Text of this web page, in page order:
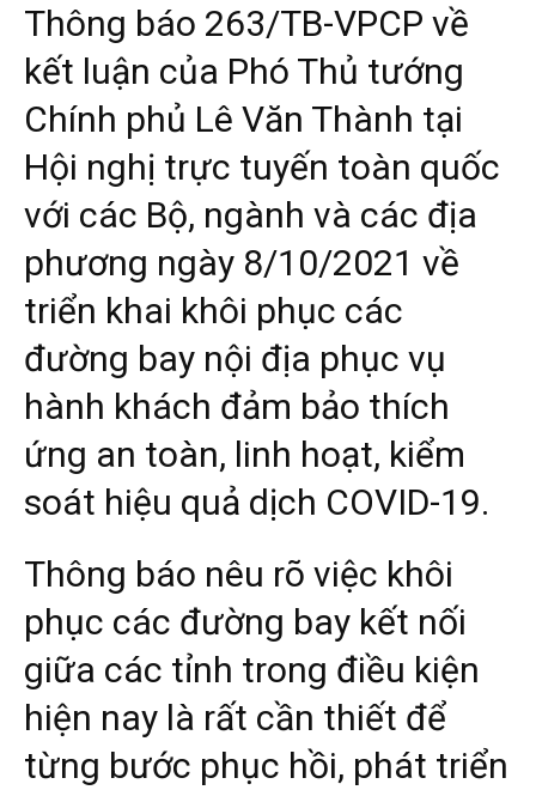
Thông báo 263/TB-VPCP về
kết luận của Phó Thủ tướng
Chính phủ Lê Văn Thành tại
Hội nghị trực tuyến toàn quốc
với các Bộ, ngành và các địa
phương ngày 8/10/2021 về
triển khai khôi phục các
đường bay nội địa phục vụ
hành khách đảm bảo thích
ứng an toàn, linh hoạt, kiểm
soát hiệu quả dịch COVID-19.
Thông báo nêu rõ việc khôi
phục các đường bay kết nối
giữa các tỉnh trong điều kiện
hiện nay là rất cần thiết để
từng bước phục hồi, phát triển